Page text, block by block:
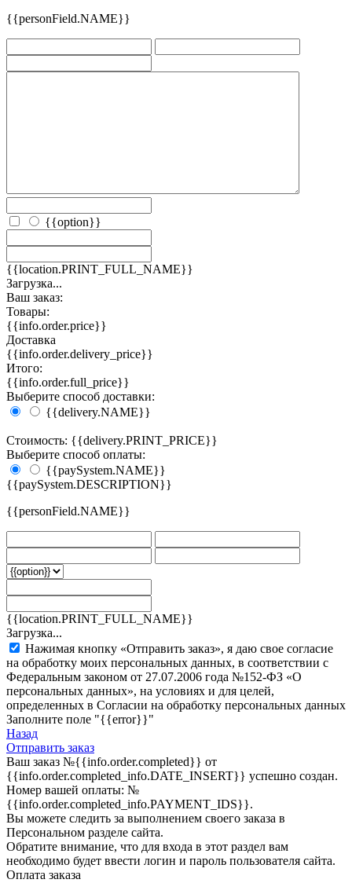
{{personField.NAME}}
{{option}}
{{location.PRINT_FULL_NAME}}
Загрузка...
Ваш заказ:
Товары:
{{info.order.price}}
Доставка
{{info.order.delivery_price}}
Итого:
{{info.order.full_price}}
Выберите способ доставки:
{{delivery.NAME}}
Стоимость: {{delivery.PRINT_PRICE}}
Выберите способ оплаты:
{{paySystem.NAME}}
{{paySystem.DESCRIPTION}}
{{personField.NAME}}
{{location.PRINT_FULL_NAME}}
Загрузка...
Нажимая кнопку «Отправить заказ», я даю свое согласие
на обработку моих персональных данных, в соответствии с
Федеральным законом от 27.07.2006 года №152-ФЗ «О
персональных данных», на условиях и для целей,
определенных в Согласии на обработку персональных данных
Заполните поле "{{error}}"
Назад
Отправить заказ
Ваш заказ №{{info.order.completed}} от
{{info.order.completed_info.DATE_INSERT}} успешно создан.
Номер вашей оплаты: №
{{info.order.completed_info.PAYMENT_IDS}}.
Вы можете следить за выполнением своего заказа в
Персональном разделе сайта.
Обратите внимание, что для входа в этот раздел вам
необходимо будет ввести логин и пароль пользователя сайта.
Оплата заказа